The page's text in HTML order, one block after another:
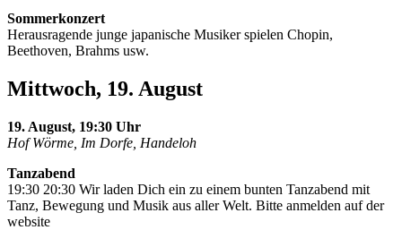
Sommerkonzert
Herausragende junge japanische Musiker spielen Chopin,
Beethoven, Brahms usw.
Mittwoch, 19. August
19. August, 19:30 Uhr
Hof Wörme, Im Dorfe, Handeloh
Tanzabend
19:30 20:30 Wir laden Dich ein zu einem bunten Tanzabend mit
Tanz, Bewegung und Musik aus aller Welt. Bitte anmelden auf der
website